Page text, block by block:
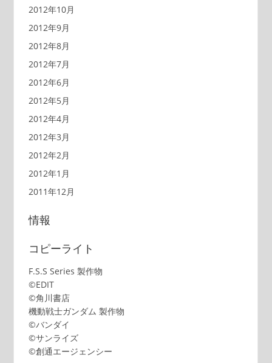
2012年10月
2012年9月
2012年8月
2012年7月
2012年6月
2012年5月
2012年4月
2012年3月
2012年2月
2012年1月
2011年12月
情報
コピーライト
F.S.S Series 製作物
©EDIT
©角川書店
機動戦士ガンダム 製作物
©バンダイ
©サンライズ
©創通エージェンシー